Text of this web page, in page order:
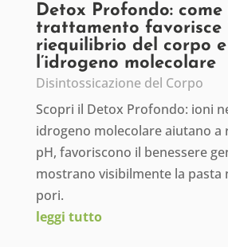
Detox Profondo: come
trattamento favorisce
riequilibrio del corpo
l’idrogeno molecolare
Disintossicazione del Corpo
Scopri il Detox Profondo: ioni
idrogeno molecolare aiutano a
pH, favoriscono il benessere
mostrano visibilmente la pasta
pori.
leggi tutto